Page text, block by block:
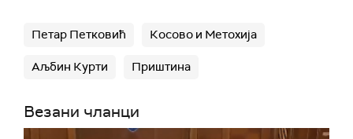
Петар Петковић Косово и Метохија
Аљбин Курти Приштина
Везани чланци